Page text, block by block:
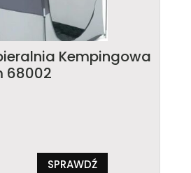
Kempingowa
68002
SPRAWDŹ